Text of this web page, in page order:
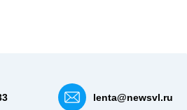
lenta@newsvl.ru